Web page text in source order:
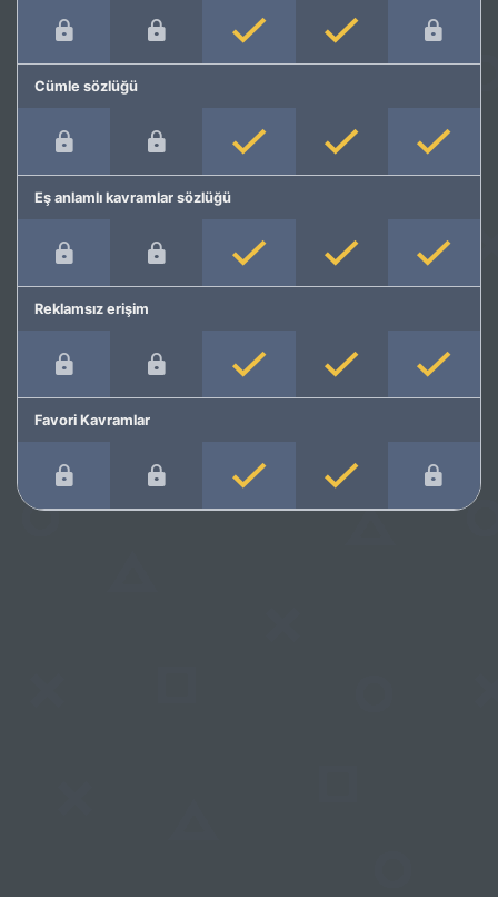
Cümle sözlüğü
Eş anlamlı kavramlar sözlüğü
Reklamsız erişim
Favori Kavramlar